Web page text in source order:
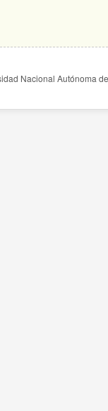
Nacional Autónoma